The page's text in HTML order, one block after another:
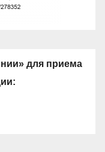
для приема